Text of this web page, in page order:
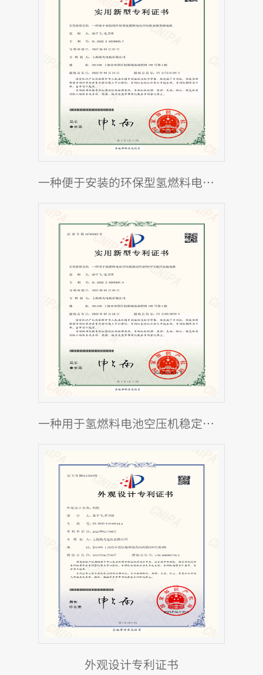
一种便于安装的环保型氢燃料电池空压机直驱变频电机
一种用于氢燃料电池空压机稳定性好的空气悬浮高速电机
外观设计专利证书